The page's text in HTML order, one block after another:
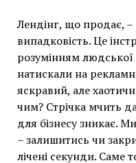
Лендінг, що продає, –
випадковість. Це
розумінням людської
натискали на
яскравий, але
чим? Стрічка мчить
для бізнесу зникає.
– залишитись чи
лічені секунди. Саме